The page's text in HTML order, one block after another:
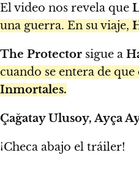
El video nos revela que
una guerra. En su viaje,
The Protector sigue a
cuando se entera de
Inmortales.
Çağatay Ulusoy, Ayça
¡Checa abajo el tráiler!